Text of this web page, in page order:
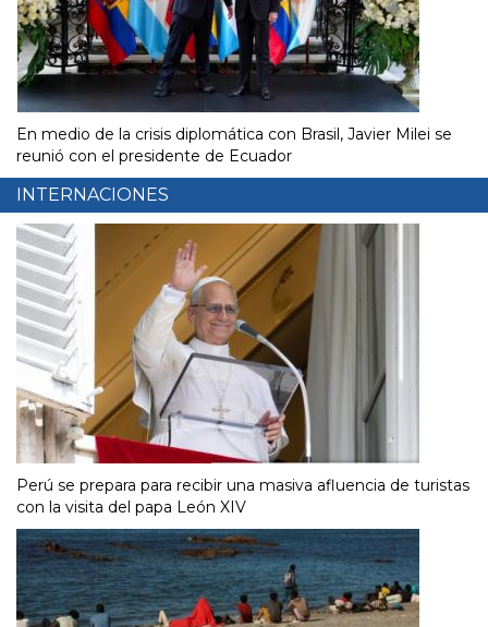
En medio de la crisis diplomática con Brasil, Javier Milei se
reunió con el presidente de Ecuador
INTERNACIONES
Perú se prepara para recibir una masiva afluencia de turistas
con la visita del papa León XIV